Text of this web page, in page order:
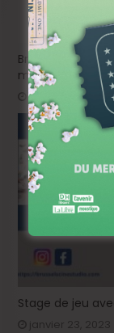
Brightfish is
manager
mars 26, 2024
Stage de jeu
janvier 23, 2023